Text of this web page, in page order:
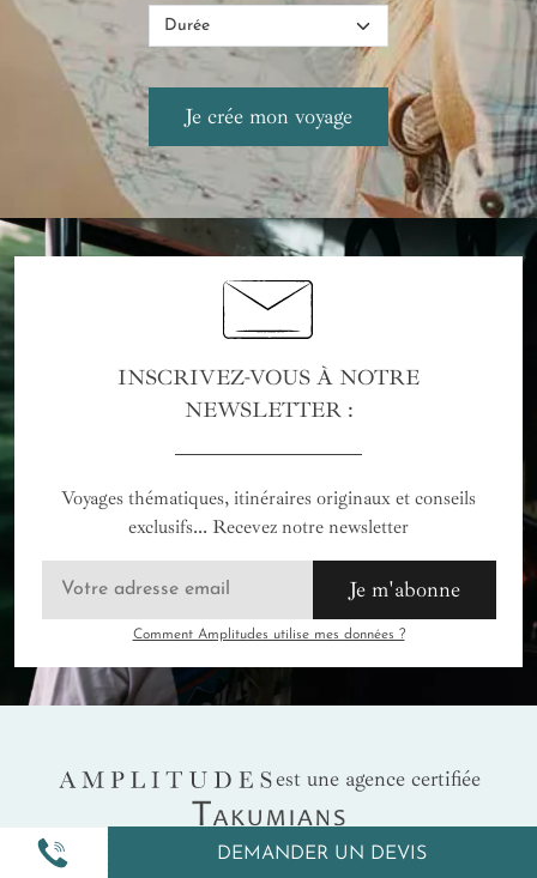
DEMANDER UN DEVIS
INSCRIVEZ-VOUS À NOTRE
NEWSLETTER :
Voyages thématiques, itinéraires originaux et conseils
exclusifs... Recevez notre newsletter
Je m'abonne
Comment Amplitudes utilise mes données ?
AMPLITUDES
est une agence certifiée
Takumians